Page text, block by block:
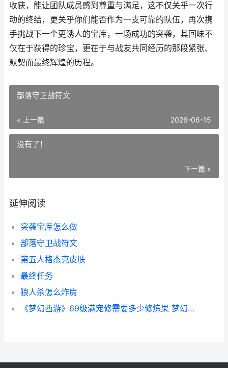
收获，能让团队成员感到尊重与满足，这不仅关乎一次行
动的终结，更关乎你们能否作为一支可靠的队伍，再次携
手挑战下一个更诱人的宝库，一场成功的突袭，其回味不
仅在于获得的珍宝，更在于与战友共同经历的那段紧张、
默契而最终辉煌的历程。
部落守卫战符文
« 上一篇 2026-06-15
没有了！
下一篇 »
延伸阅读
突袭宝库怎么做
部落守卫战符文
第五人格杰克皮肤
最终任务
狼人杀怎么炸房
《梦幻西游》69级满宠修需要多少修炼果 梦幻西游69散人最多的区